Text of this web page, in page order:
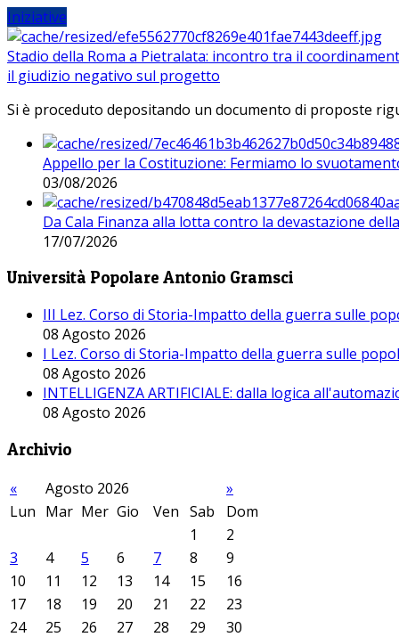
Iniziative
Stadio della Roma a Pietralata: incontro tra il
il giudizio negativo sul progetto
Si è proceduto depositando un documento di proposte
Appello per la Costituzione: Fermiamo lo
03/08/2026
Da Cala Finanza alla lotta contro la devastazione
17/07/2026
Università Popolare Antonio Gramsci
III Lez. Corso di Storia-Impatto della guerra sulle
08 Agosto 2026
I Lez. Corso di Storia-Impatto della guerra sulle
08 Agosto 2026
INTELLIGENZA ARTIFICIALE: dalla logica
08 Agosto 2026
Archivio
« Agosto 2026
»
Lun Mar Mer Gio Ven Sab
Dom
1
2
3
4 5 6 7 8
9
10
11 12 13 14 15
16
17
18 19 20 21 22
23
24
25 26 27 28 29 30